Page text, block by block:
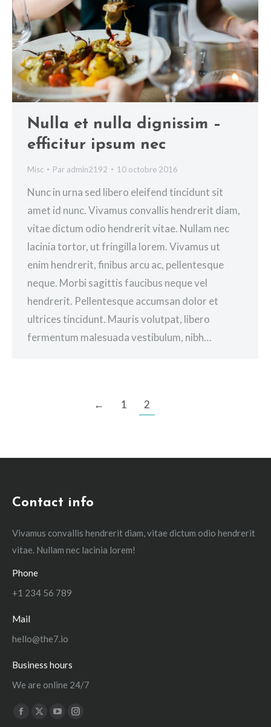
Nulla et nulla dignissim –
efficitur ipsum nec
Misc Par admin2192 10 octobre 2016
Nunc in urna sed libero eleifend tincidunt sit
amet id nunc. Vivamus convallis hendrerit diam,
vitae dictum odio hendrerit vitae. Nullam nec
lacinia tortor, ut fringilla lorem. Vivamus ut
enim hendrerit, finibus arcu ac, pellentesque
neque. Morbi sagittis faucibus neque vel
hendrerit. Pellentesque accumsan dolor et
ultrices tincidunt. Mauris volutpat, libero
fermentum malesuada vestibulum, nibh…
← 1 2
Contact info
Vivamus convallis hendrerit diam, vitae dictum odio hendrerit
vitae. Nullam nec lacinia lorem!
Phone
+1 234 56 789
Mail
hello@the7.io
Business hours
We are online 24/7
Trouvez nous sur :
La
La
La